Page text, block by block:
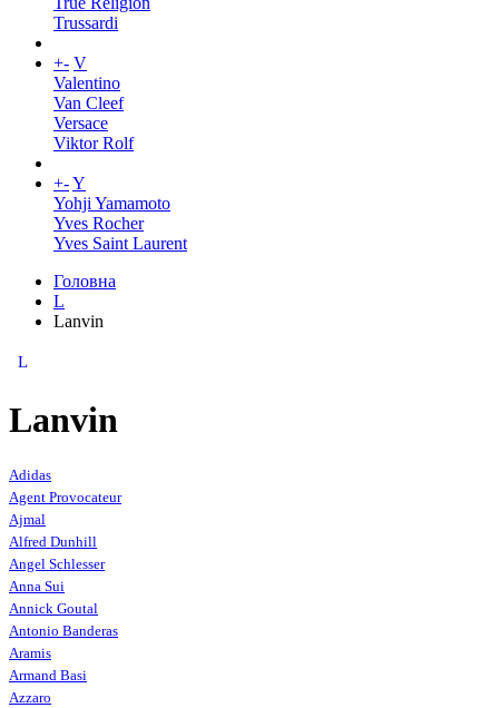
Trussardi
+- V
Valentino
Van Cleef
Versace
Viktor Rolf
+-Y
Yohji Yamamoto
Yves Rocher
Yves Saint Laurent
Головна
L
Lanvin
L
Lanvin
Adidas
Agent Provocateur
Ajmal
Alfred Dunhill
Angel Schlesser
Anna Sui
Annick Goutal
Antonio Banderas
Aramis
Armand Basi
Azzaro